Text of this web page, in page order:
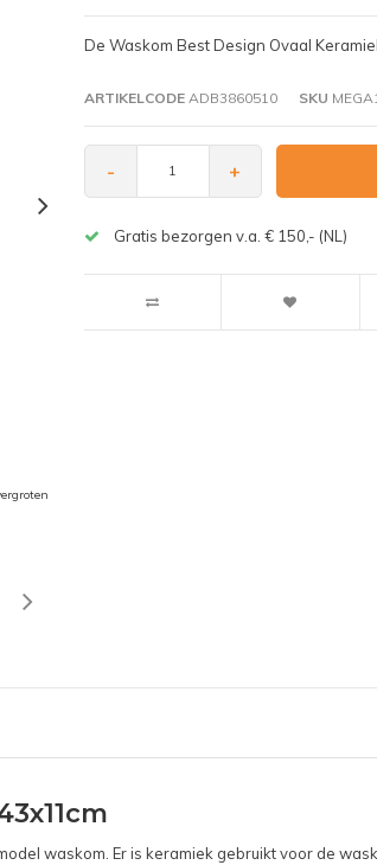
De Waskom Best Design Ovaal
ARTIKELCODEADB3860510 SKU
- +
Gratis bezorgen v.a. € 150,- (NL)
waskom. Er is keramiek gebruikt voor de